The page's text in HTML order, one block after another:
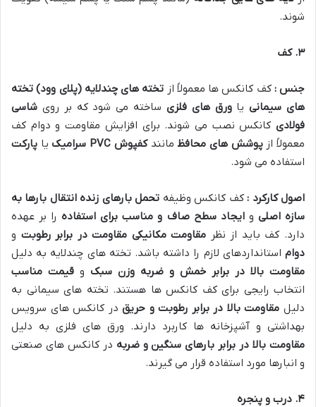
شوند.
۳.کف
جنس :کف کانکس ها معمولاً از تخته های چندلایه (پلای وود) تخته
های سیمانییاورق های فلزی ساخته می شود که بر روی شاسی
فولادی کانکس نصب می شوند. برای افزایش مقاومت و دوام کف
معمولاً ازپوشش های محافظمانندکفپوش سرامیک یا پارکت
استفاده می شود.
اصول کارکرد :کف کانکس وظیفه تحمل بارهای زنده انتقال بارها به
سازه اصلی وایجاد سطح صاف و مناسب برای استفادهرا بر عهده
دارد. کف باید از نظر مقاومت مکانیکی مقاومت در برابر رطوبت و
دوام استانداردهای لازم را داشته باشد. تخته های چندلایه به دلیل
مقاومت بالا در برابر خمش و ضربه وزن سبک و قیمت مناسب
انتخاب رایجی برای کف کانکس ها هستند. تخته های سیمانی به
دلیل مقاومت بالا در برابر رطوبت و حریقدر کانکس های سرویس
بهداشتی و آشپزخانه ها کاربرد دارند. ورق های فلزی به دلیل
مقاومت بالا در برابر بارهای سنگین و ضربه در کانکس های صنعتی
و انبارها مورد استفاده قرار می گیرند.
۴. درب و پنجره